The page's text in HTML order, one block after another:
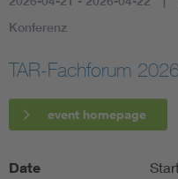
More Topics
Artificial Intelligence
Consumer protection
Defense
Konferenz
TAR-Fachforum
event homepage
Date